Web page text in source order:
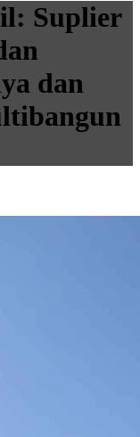
Suplier
dan